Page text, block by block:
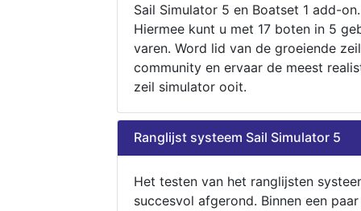
Sail Simulator 5 en Boatset 1 add-on.
Hiermee kunt u met 17 boten in 5
varen. Word lid van de groeiende zeil
community en ervaar de meest
zeil simulator ooit.
Ranglijst systeem Sail Simulator 5
Het testen van het ranglijsten
succesvol afgerond. Binnen een